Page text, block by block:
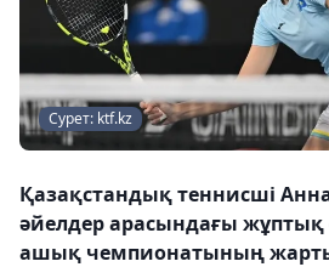
Сурет: ktf.kz
Қазақстандық теннисші
әйелдер арасындағы
ашық чемпионатының